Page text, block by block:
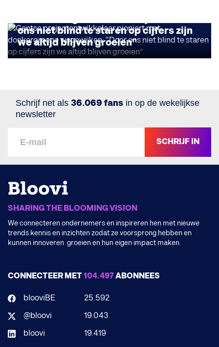
ons niet blind te staren op cijfers zijn
we altijd blijven groeien”
Schrijf net als 36.069 fans in op de wekelijkse
newsletter
SCHRIJF IN
SHARING THE BLOOMING VISION
We connecteren ondernemers en inspireren hen met nieuwe
trends kennis en inzichten zodat ze voorsprong hebben en
kunnen innoveren groeien en hun eigen impact maken.
CONNECTEER MET104.497ABONNEES
blooviBE
25.592
@bloovi
19.043
bloovi
19.419